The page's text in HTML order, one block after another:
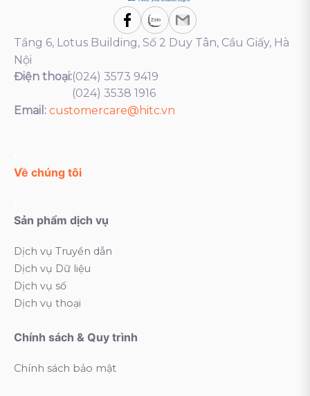
Tầng 6, Lotus Building, Số 2 Duy Tân, Cầu Giấy, Hà
Nội
Điện thoại:(024) 3573 9419
(024) 3538 1916
Email: customercare@hitc.vn
Về chúng tôi
Sản phẩm dịch vụ
Dịch vụ Truyền dẫn
Dịch vụ Dữ liệu
Dịch vụ số
Dịch vụ thoại
Chính sách & Quy trình
Chính sách bảo mật